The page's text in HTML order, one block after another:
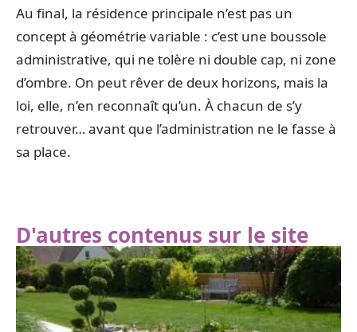
Au final, la résidence principale n’est pas un
concept à géométrie variable : c’est une boussole
administrative, qui ne tolère ni double cap, ni zone
d’ombre. On peut rêver de deux horizons, mais la
loi, elle, n’en reconnaît qu’un. À chacun de s’y
retrouver… avant que l’administration ne le fasse à
sa place.
D'autres contenus sur le site